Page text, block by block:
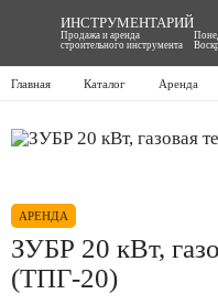
Главная Каталог Аренда
АРЕНДА
ЗУБР 20 кВт,
(ТПГ-20)
ИНСТРУМЕНТАРИЙ
Продажа и аренда
строительного инструмента